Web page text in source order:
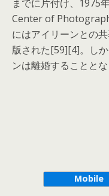
までに片付け、1975
Center of
にはアイリーンとの
版された[59][4]。し
ンは離婚することと
Mobile